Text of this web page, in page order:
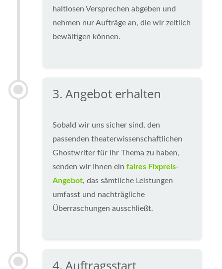
haltlosen Versprechen abgeben und
nehmen nur Aufträge an, die wir zeitlich
bewältigen können.
3. Angebot erhalten
Sobald wir uns sicher sind, den
passenden theaterwissenschaftlichen
Ghostwriter für Ihr Thema zu haben,
senden wir Ihnen ein faires Fixpreis-
Angebot, das sämtliche Leistungen
umfasst und nachträgliche
Überraschungen ausschließt.
4. Auftragsstart